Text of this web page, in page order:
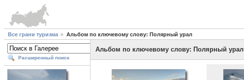
Все грани туризма Альбом по ключевому слову: Полярный урал
Расширенный поиск
Альбом по ключевому слову: Полярный урал